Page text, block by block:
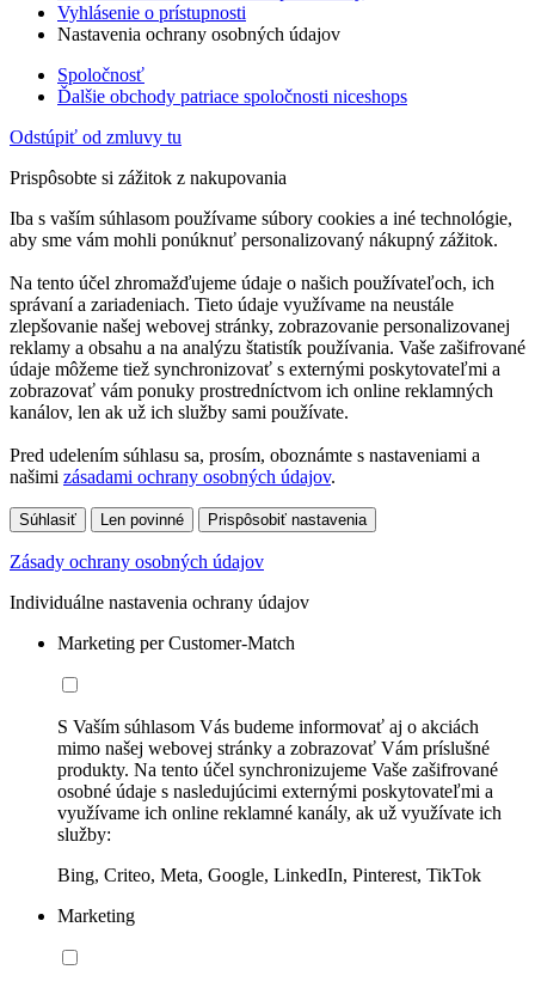
Vyhlásenie o prístupnosti
Nastavenia ochrany osobných údajov
Spoločnosť
Ďalšie obchody patriace spoločnosti niceshops
Odstúpiť od zmluvy tu
Prispôsobte si zážitok z nakupovania
Iba s vaším súhlasom používame súbory cookies a iné technológie,
aby sme vám mohli ponúknuť personalizovaný nákupný zážitok.
Na tento účel zhromažďujeme údaje o našich používateľoch, ich
správaní a zariadeniach. Tieto údaje využívame na neustále
zlepšovanie našej webovej stránky, zobrazovanie personalizovanej
reklamy a obsahu a na analýzu štatistík používania. Vaše zašifrované
údaje môžeme tiež synchronizovať s externými poskytovateľmi a
zobrazovať vám ponuky prostredníctvom ich online reklamných
kanálov, len ak už ich služby sami používate.
Pred udelením súhlasu sa, prosím, oboznámte s nastaveniami a
našimi zásadami ochrany osobných údajov.
Súhlasiť Len povinné Prispôsobiť nastavenia
Zásady ochrany osobných údajov
Individuálne nastavenia ochrany údajov
Marketing per Customer-Match
S Vaším súhlasom Vás budeme informovať aj o akciách
mimo našej webovej stránky a zobrazovať Vám príslušné
produkty. Na tento účel synchronizujeme Vaše zašifrované
osobné údaje s nasledujúcimi externými poskytovateľmi a
využívame ich online reklamné kanály, ak už využívate ich
služby:
Bing, Criteo, Meta, Google, LinkedIn, Pinterest, TikTok
Marketing